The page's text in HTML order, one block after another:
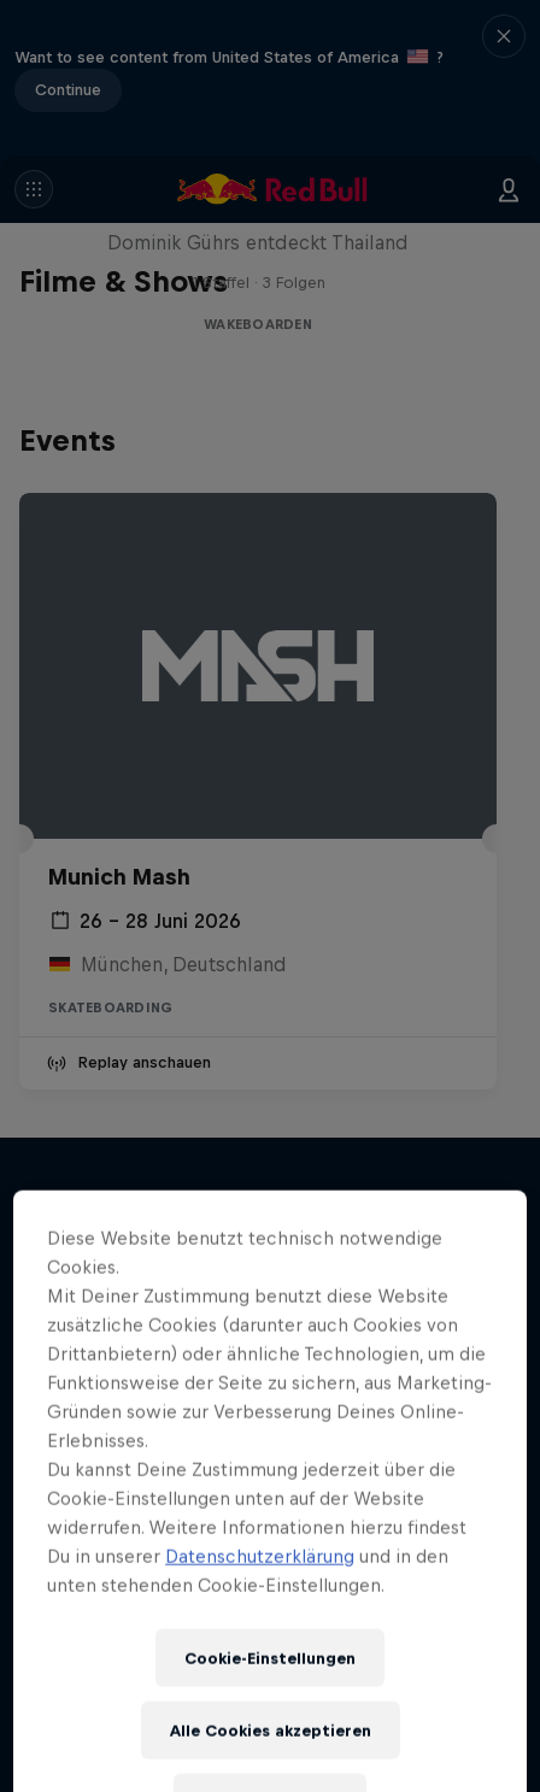
Want to see content from United States of America
?
Continue
Filme & Shows
Searching Bangkok
Dominik Gührs entdeckt Thailand
1 Staffel · 3 Folgen
WAKEBOARDEN
Events
Munich Mash
26 – 28 Juni 2026
München, Deutschland
SKATEBOARDING
Replay anschauen
Mehr davon
Diese Website benutzt technisch notwendige
Cookies.
Mit Deiner Zustimmung benutzt diese Website
zusätzliche Cookies (darunter auch Cookies von
Drittanbietern) oder ähnliche Technologien, um die
Funktionsweise der Seite zu sichern, aus Marketing-
Gründen sowie zur Verbesserung Deines Online-
Erlebnisses.
Du kannst Deine Zustimmung jederzeit über die
Cookie-Einstellungen unten auf der Website
widerrufen. Weitere Informationen hierzu findest
Du in unserer Datenschutzerklärung und in den
unten stehenden Cookie-Einstellungen.
Cookie-Einstellungen
Alle Cookies akzeptieren